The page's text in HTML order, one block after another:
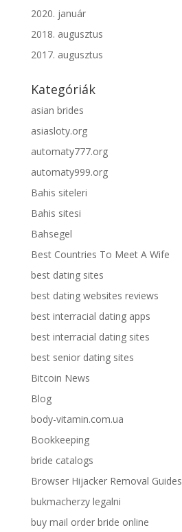
2020. január
2018. augusztus
2017. augusztus
Kategóriák
asian brides
asiasloty.org
automaty777.org
automaty999.org
Bahis siteleri
Bahis sitesi
Bahsegel
Best Countries To Meet A Wife
best dating sites
best dating websites reviews
best interracial dating apps
best interracial dating sites
best senior dating sites
Bitcoin News
Blog
body-vitamin.com.ua
Bookkeeping
bride catalogs
Browser Hijacker Removal Guides
bukmacherzy legalni
buy mail order bride online